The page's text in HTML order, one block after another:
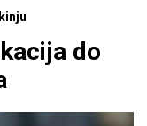
do